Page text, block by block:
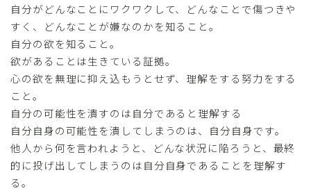
自分がどんなことにワクワクして、どんなことで傷つきや
すく、どんなことが嫌なのかを知ること。
自分の欲を知ること。
欲があることは生きている証拠。
心の欲を無理に抑え込もうとせず、理解をする努力をする
こと。
自分の可能性を潰すのは自分であると理解する
自分自身の可能性を潰してしまうのは、自分自身です。
他人から何を言われようと、どんな状況に陥ろうと、最終
的に投げ出してしまうのは自分自身であることを理解す
る。